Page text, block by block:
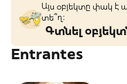
Այս օբյեկտը փակ է
տե՞ղ։
Գտնել
Entrantes